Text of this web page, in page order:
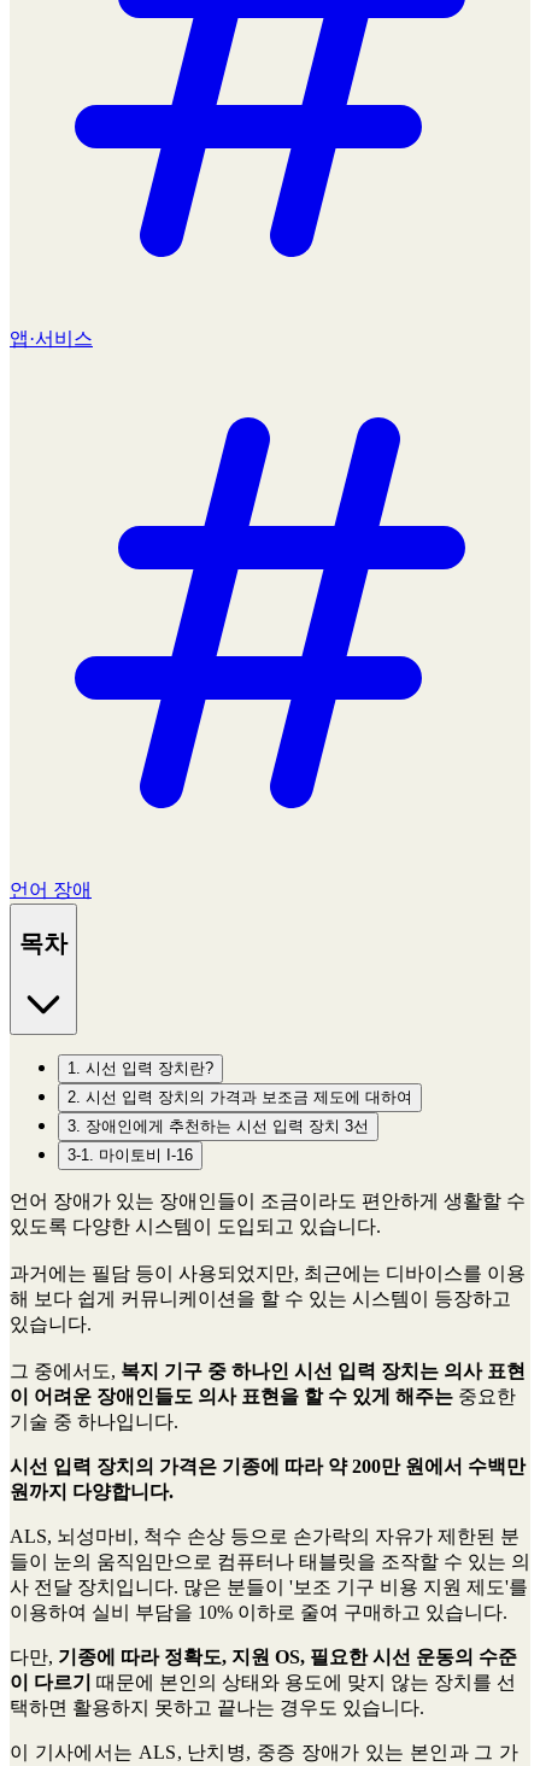
앱·서비스
언어 장애
목차
1. 시선 입력 장치란?
2. 시선 입력 장치의 가격과 보조금 제도에 대하여
3. 장애인에게 추천하는 시선 입력 장치 3선
3-1. 마이토비 I-16
언어 장애가 있는 장애인들이 조금이라도 편안하게 생활할 수
있도록 다양한 시스템이 도입되고 있습니다.
과거에는 필담 등이 사용되었지만, 최근에는 디바이스를 이용
해 보다 쉽게 커뮤니케이션을 할 수 있는 시스템이 등장하고
있습니다.
그 중에서도, 복지 기구 중 하나인 시선 입력 장치는 의사 표현
이 어려운 장애인들도 의사 표현을 할 수 있게 해주는 중요한
기술 중 하나입니다.
시선 입력 장치의 가격은 기종에 따라 약 200만 원에서 수백만
원까지 다양합니다.
ALS, 뇌성마비, 척수 손상 등으로 손가락의 자유가 제한된 분
들이 눈의 움직임만으로 컴퓨터나 태블릿을 조작할 수 있는 의
사 전달 장치입니다. 많은 분들이 '보조 기구 비용 지원 제도'를
이용하여 실비 부담을 10% 이하로 줄여 구매하고 있습니다.
다만, 기종에 따라 정확도, 지원 OS, 필요한 시선 운동의 수준
이 다르기 때문에 본인의 상태와 용도에 맞지 않는 장치를 선
택하면 활용하지 못하고 끝나는 경우도 있습니다.
이 기사에서는 ALS, 난치병, 중증 장애가 있는 본인과 그 가